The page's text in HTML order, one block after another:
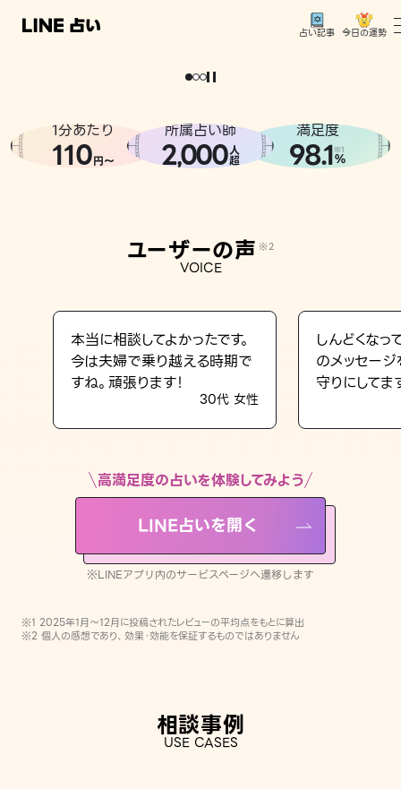
占い記事 今日の運勢
相談事例
LINE占いを開く
※LINEアプリ内のサービスページへ遷移します
どうせなら
。
1分あたり
110円〜
所属占い師
2,000人
超
満足度
98.1※1
%
ユーザーの声 ※2
VOICE
本当に相談してよかったです。
今は夫婦で乗り越える時期で
すね。頑張ります！
30代 女性
しんどくなっ
のメッセー
守りにしてま
高満足度の占いを体験してみよう
LINE占いを開く
※LINEアプリ内のサービスページへ遷移します
※1 2025年1月〜12月に投稿されたレビューの平均点をもとに算出
※2 個人の感想であり、効果・効能を保証するものではありません
相談事例
USE CASES